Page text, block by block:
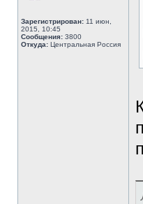
Зарегистрирован: 11 июн,
2015, 10:45
Сообщения: 3800
Откуда: Центральная Россия